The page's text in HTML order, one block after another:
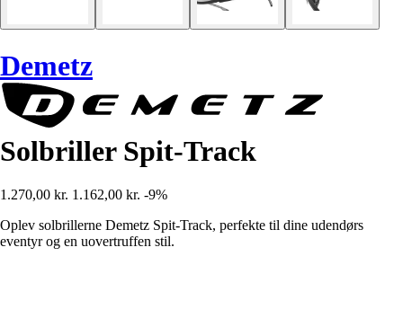
Demetz
Solbriller Spit-Track
1.270,00 kr. 1.162,00 kr. -9%
Oplev solbrillerne Demetz Spit-Track, perfekte til dine udendørs
eventyr og en uovertruffen stil.